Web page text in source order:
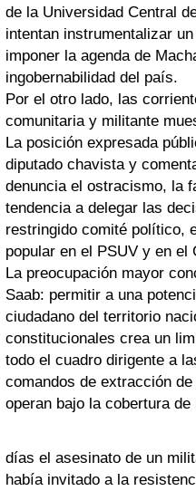
de la Universidad Central
intentan instrumentalizar
imponer la agenda de
ingobernabilidad del país.
Por el otro lado, las
comunitaria y militante
La posición expresada
diputado chavista y
denuncia el ostracismo, la
tendencia a delegar las
restringido comité político,
popular en el PSUV y en el
La preocupación mayor
Saab: permitir a una
ciudadano del territorio
constitucionales crea un
todo el cuadro dirigente a
comandos de extracción
operan bajo la cobertura
días el asesinato de un
había invitado a la